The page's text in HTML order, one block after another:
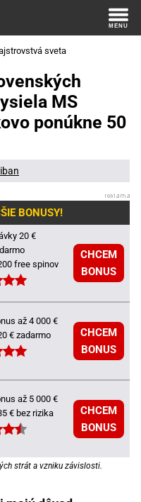
sveta
MS
ponúkne 50
BONUSY!
20 €
free spinov
CHCEM
BONUS
až 4 000 €
€ zadarmo
CHCEM
BONUS
až 5 000 €
€ bez rizika
CHCEM
BONUS
strát a vzniku závislosti.